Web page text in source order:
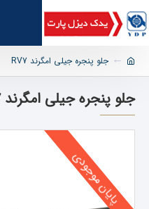
جلو پنجره جیلی امگرند RV7
جلو پنجره جیلی امگرند RV7
پایان موجودی